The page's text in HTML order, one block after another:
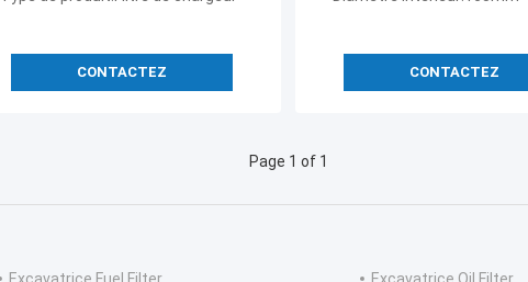
CONTACTEZ CONTACTEZ
Page 1 of 1